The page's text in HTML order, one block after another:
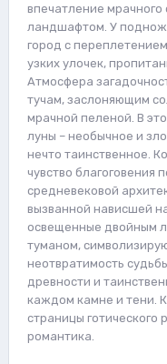
впечатление
ландшафтом. У
город с
узких улочек,
Атмосфера
тучам, заслоняющим
мрачной пеленой. В
луны – необычное и
нечто таинственное.
чувство благоговения
средневековой
вызванной нависшей
освещенные двойным
туманом,
неотвратимость
древности и
каждом камне и тени.
страницы
романтика.